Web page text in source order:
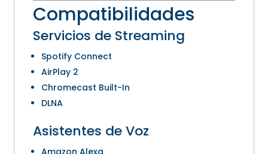
Compatibilidades
Servicios de Streaming
Spotify Connect
AirPlay 2
Chromecast Built-In
DLNA
Asistentes de Voz
Amazon Alexa